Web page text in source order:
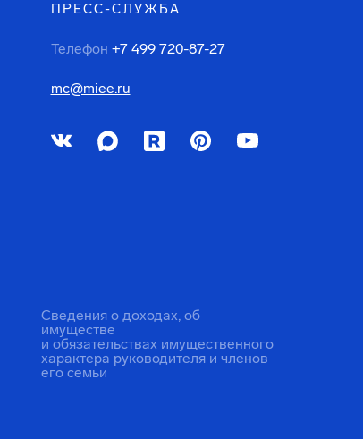
ПРЕСС-СЛУЖБА
Телефон +7 499 720-87-27
mc@miee.ru
Сведения о доходах, об
имуществе
и обязательствах имущественного
характера руководителя и членов
его семьи